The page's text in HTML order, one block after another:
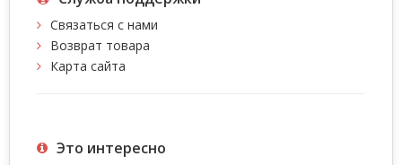
Связаться с нами
Возврат товара
Карта сайта
Это интересно